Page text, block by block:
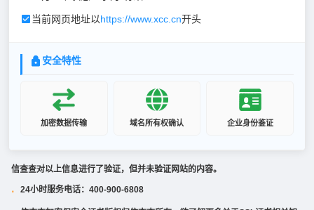
当前网页地址以https://www.xcc.cn开头
安全特性
加密数据传输 域名所有权确认 企业身份鉴证
信查查对以上信息进行了验证，但并未验证网站的内容。
· 24小时服务电话：400-900-6808